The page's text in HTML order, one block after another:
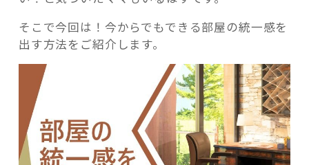
そこで今回は！今からでもできる部屋の統一感を
出す方法をご紹介します。